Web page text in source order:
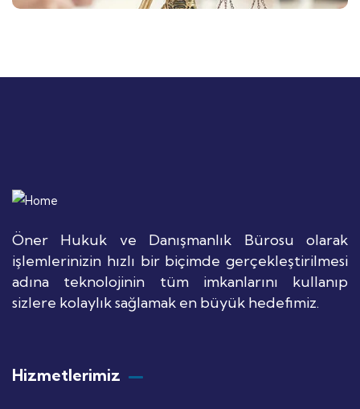
Öner Hukuk ve Danışmanlık Bürosu olarak
işlemlerinizin hızlı bir biçimde gerçekleştirilmesi
adına teknolojinin tüm imkanlarını kullanıp
sizlere kolaylık sağlamak en büyük hedefimiz.
Hizmetlerimiz